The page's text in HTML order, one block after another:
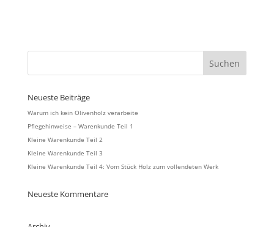
Neueste Beiträge
Warum ich kein Olivenholz verarbeite
Pflegehinweise – Warenkunde Teil 1
Kleine Warenkunde Teil 2
Kleine Warenkunde Teil 3
Kleine Warenkunde Teil 4: Vom Stück Holz zum vollendeten Werk
Neueste Kommentare